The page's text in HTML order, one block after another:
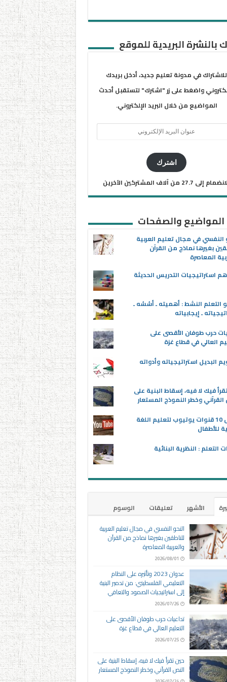
بالنشرة البريدية للموقع
للاشتراك في مدونة تعليم جديد، أدخل بريدك
واضغط على زر "اشترك" لتستقبل أحدث
المواضيع من خلال البريد الإلكتروني.
اشترك
إلى 27.7 من آلاف المشتركين الآخرين
المواضيع والصفحات
النفسي في مجال تعليم العربية
بغيرها نماذج من القرآن
المعاصرة
استراتيجيات التدريس الحديثة
التعلم النشط : أهميته ـ أسُسُه ـ
ـ إيجابياته
حرب طوفان الأقصى على
العالي في قطاع غزة
البديل استراتيجياته وأدواته
فيك لا فيه، إسقاط البنية على
وخطر النموذج المستعار
أفضل 10 قنوات يوتيوب لتعليم اللغة
للأطفال
التعلم : النظرية البنائية
الأشهر تعليقات
الوسوم
النحو النفسي في مجال تعليم العربية
للناطقين بغيرها نماذج من القرآن
والعربية المعاصرة
2026/08/01
عدوان 2023 وتأثيره على النظام
التعليمي الفلسطيني: من تدمير البنية
إلى استراتيجيات الصمود والتعافي
2026/07/26
تداعيات حرب طوفان الأقصى على
التعليم العالي في قطاع غزة
2026/07/25
حين تقرأ فيك لا فيه، إسقاط البنية على
النص القرآني وخطر النموذج المستعار